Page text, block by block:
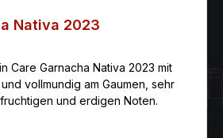
Nativa 2023
Care Garnacha Nativa 2023 mit
vollmundig am Gaumen, sehr
und erdigen Noten.